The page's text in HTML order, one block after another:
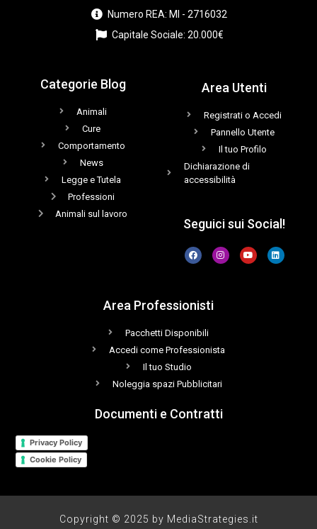
Numero REA: MI - 2716032
Capitale Sociale: 20.000€
Categorie Blog
Animali
Cure
Comportamento
News
Legge e Tutela
Professioni
Animali sul lavoro
Area Utenti
Registrati o Accedi
Pannello Utente
Il tuo Profilo
Dichiarazione di
accessibilità
Seguici sui Social!
Area Professionisti
Pacchetti Disponibili
Accedi come Professionista
Il tuo Studio
Noleggia spazi Pubblicitari
Documenti e Contratti
Privacy Policy
Cookie Policy
Copyright © 2025 by MediaStrategies.it